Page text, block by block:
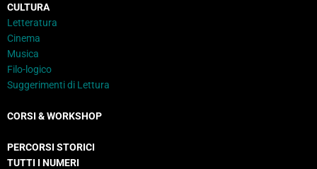
CULTURA
Letteratura
Cinema
Musica
Filo-logico
Suggerimenti di Lettura
CORSI & WORKSHOP
PERCORSI STORICI
TUTTI I NUMERI